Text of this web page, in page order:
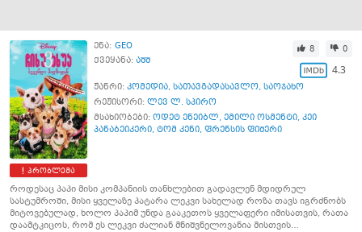
პრობლემა
ენა: GEO
ქვეყანა: აშშ
8 0
4.3
ჟანრი: კომედია, სათავგადასავლო, საოჯახო
რეჟისორი: ლევ ლ. სპირო
მსახიობები: ოდეტ ენეიბლ, ემილი ოსმენტი, კეი
პანაბეიკერი, ტომ კენი, ფრენსის ფიშერი
როდესაც პაპი მისი კომპანიის თანხლებით გადავლენ მდიდრულ
სასტუმროში, მისი ყველაზე პატარა ლეკვი სახელად როზა თავს იგრძნობს
მიტოვებულად, ხოლო პაპიმ უნდა გააკეთოს ყველაფერი იმისათვის, რათა
დაამტკიცოს, რომ ეს ლეკვი ძალიან მნიშვნელოვანია მისთვის…